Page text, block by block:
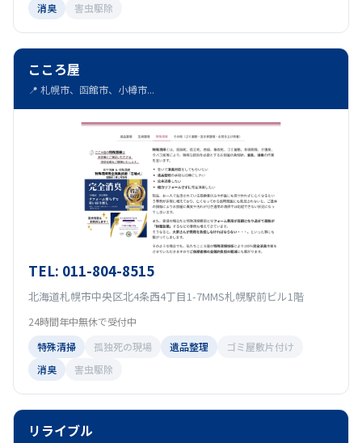
消臭
害虫駆除
こころ屋
📍 札幌市、函館市、小樽市...
TEL: 011-804-8515
北海道札幌市中央区北4条西4丁目1-7MMS札幌駅前ビル1階
24時間年中無休で受付中
特殊清掃
孤独死の現場 遺品整理
ゴミ屋敷片付け
消臭
害虫駆除
リライブル